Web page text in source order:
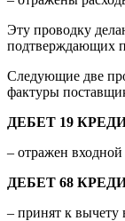
Эту проводку
подтверждающих
Следующие две
фактуры
ДЕБЕТ 19
– отражен
ДЕБЕТ 68
– принят к